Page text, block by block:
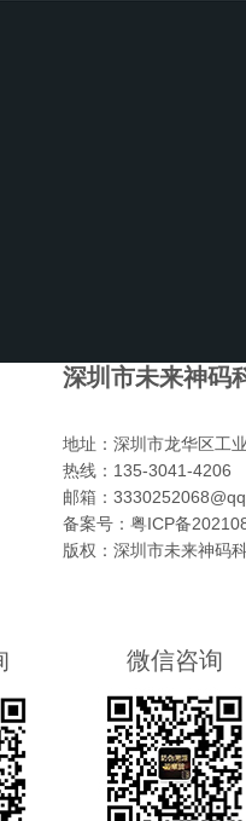
深圳市未来神码
地址： 深圳市龙华区工
热线： 135-3041-4206
邮箱：
备案号： 粤ICP备
版权： 深圳市未来神码
微信咨询